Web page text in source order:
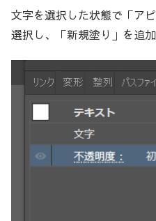
文字を選択した状態で「ア
選択し、「新規塗り」を追加